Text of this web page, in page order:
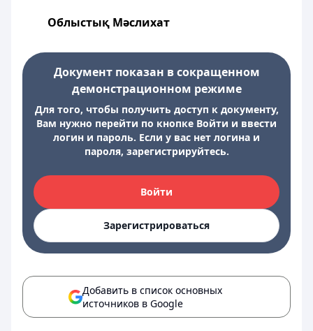
Облыстық Мәслихат
Документ показан в сокращенном
демонстрационном режиме
Для того, чтобы получить доступ к документу,
Вам нужно перейти по кнопке Войти и ввести
логин и пароль. Если у вас нет логина и
пароля, зарегистрируйтесь.
Войти
Зарегистрироваться
Добавить в список основных
источников в Google